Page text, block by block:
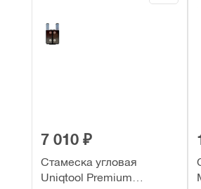
7 010 ₽
Стамеска угловая
Uniqtool Premium